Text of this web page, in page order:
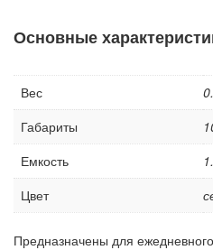
Грузоподъемное
Платформы подкатные SF
Основные
Вес
Габариты
Емкость
Цвет
Предназначены для